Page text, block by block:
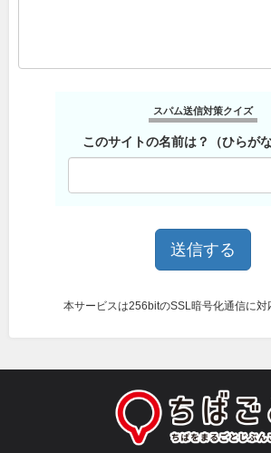
スパム送信対策クイズ
このサイトの名前は？（ひらがな
本サービスは256bitのSSL暗号化通信に対